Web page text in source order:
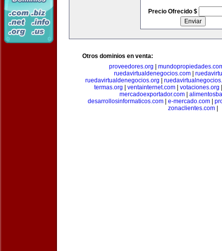
Precio Ofrecido $
Otros dominios en venta:
proveedores.org
ruedavirtualdenegocios.com|
ruedavirtualdenegocios.org
termas.org
ventainternet.com votaciones.org
mercadoexportador.com|
desarrollosinformaticos.com| e-mercado.com|
zonaclientes.com|